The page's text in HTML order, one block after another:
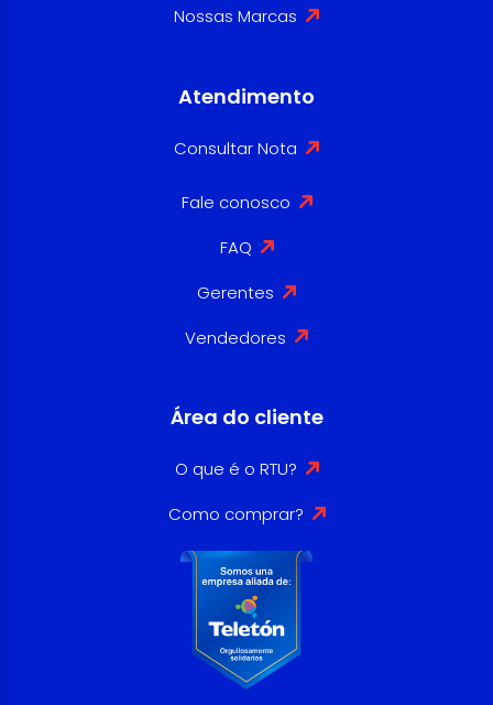
Nossas Marcas
Atendimento
Consultar Nota
Fale conosco
FAQ
Gerentes
Vendedores
Área do cliente
O que é o RTU?
Como comprar?